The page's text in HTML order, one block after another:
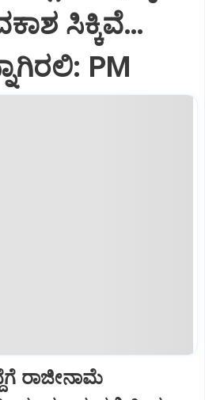
ಸಿಕ್ಕಿವೆ…
PM
ರಾಜೀನಾಮೆ